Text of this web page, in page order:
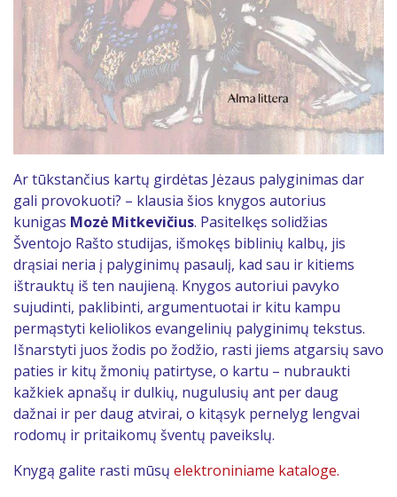
Ar tūkstančius kartų girdėtas Jėzaus palyginimas dar
gali provokuoti? – klausia šios knygos autorius
kunigas Mozė Mitkevičius. Pasitelkęs solidžias
Šventojo Rašto studijas, išmokęs biblinių kalbų, jis
drąsiai neria į palyginimų pasaulį, kad sau ir kitiems
ištrauktų iš ten naujieną. Knygos autoriui pavyko
sujudinti, paklibinti, argumentuotai ir kitu kampu
permąstyti keliolikos evangelinių palyginimų tekstus.
Išnarstyti juos žodis po žodžio, rasti jiems atgarsių savo
paties ir kitų žmonių patirtyse, o kartu – nubraukti
kažkiek apnašų ir dulkių, nugulusių ant per daug
dažnai ir per daug atvirai, o kitąsyk pernelyg lengvai
rodomų ir pritaikomų šventų paveikslų.
Knygą galite rasti mūsų elektroniniame kataloge.